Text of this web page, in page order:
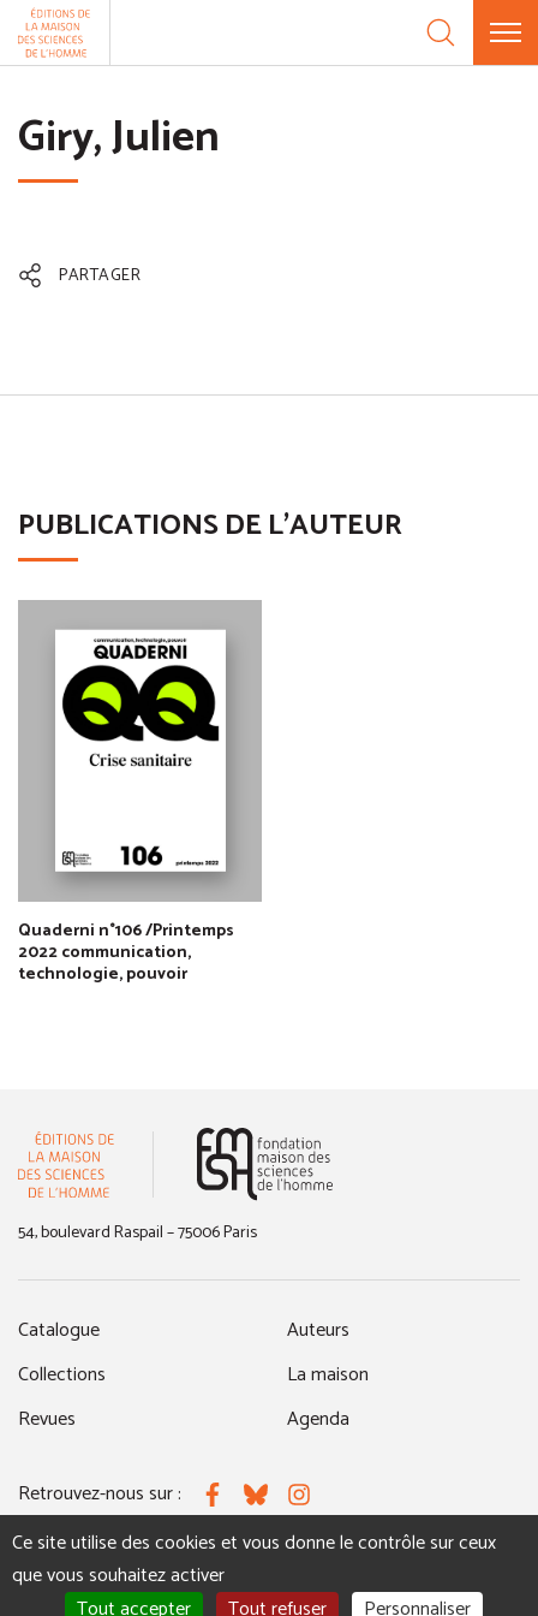
Aller au contenu
Giry, Julien
PARTAGER
PUBLICATIONS DE L'AUTEUR
Quaderni n°106 /Printemps
2022 communication,
technologie, pouvoir
54, boulevard Raspail – 75006 Paris
Catalogue
Collections
Revues
Auteurs
La maison
Agenda
Retrouvez-nous sur : FacebookBlueskyInstagram
MENTIONS LÉGALES NOUS CONTACTER
Panneau de gestion des cookies
Ce site utilise des cookies et vous donne le contrôle sur ceux
que vous souhaitez activer
Tout accepter
Tout refuser Personnaliser